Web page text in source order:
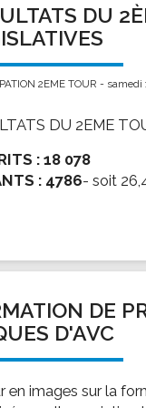
EMPLOI
Offres d'emploi
SOCIAL-
Les aides
Logement
Antenne
Bornes de
locale
et le lycée
scolaire
maternelles et
de loisirs - ALSH
maternelles
DU
2EME TOUR -
DU 2EME
: 18 078
: 4786- soit
DE
D'AVC
en images sur la